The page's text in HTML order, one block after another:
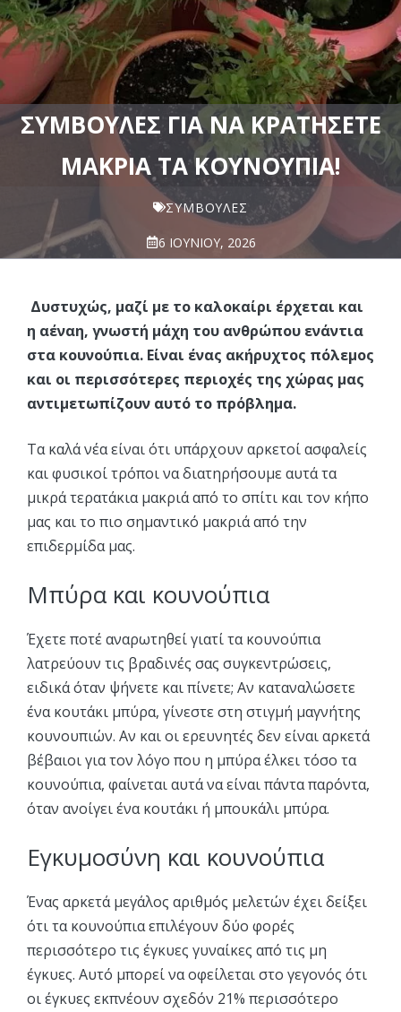
ΣΥΜΒΟΥΛΈΣ ΓΙΑ ΝΑ ΚΡΑΤΉΣΕΤΕ
ΜΑΚΡΙΆ ΤΑ ΚΟΥΝΟΎΠΙΑ!
ΣΥΜΒΟΥΛΈΣ
6 ΙΟΥΝΊΟΥ, 2026
Δυστυχώς, μαζί με το καλοκαίρι έρχεται και
η αέναη, γνωστή μάχη του ανθρώπου ενάντια
στα κουνούπια. Είναι ένας ακήρυχτος πόλεμος
και οι περισσότερες περιοχές της χώρας μας
αντιμετωπίζουν αυτό το πρόβλημα.
Τα καλά νέα είναι ότι υπάρχουν αρκετοί ασφαλείς
και φυσικοί τρόποι να διατηρήσουμε αυτά τα
μικρά τερατάκια μακριά από το σπίτι και τον κήπο
μας και το πιο σημαντικό μακριά από την
επιδερμίδα μας.
Μπύρα και κουνούπια
Έχετε ποτέ αναρωτηθεί γιατί τα κουνούπια
λατρεύουν τις βραδινές σας συγκεντρώσεις,
ειδικά όταν ψήνετε και πίνετε; Αν καταναλώσετε
ένα κουτάκι μπύρα, γίνεστε στη στιγμή μαγνήτης
κουνουπιών. Αν και οι ερευνητές δεν είναι αρκετά
βέβαιοι για τον λόγο που η μπύρα έλκει τόσο τα
κουνούπια, φαίνεται αυτά να είναι πάντα παρόντα,
όταν ανοίγει ένα κουτάκι ή μπουκάλι μπύρα.
Εγκυμοσύνη και κουνούπια
Ένας αρκετά μεγάλος αριθμός μελετών έχει δείξει
ότι τα κουνούπια επιλέγουν δύο φορές
περισσότερο τις έγκυες γυναίκες από τις μη
έγκυες. Αυτό μπορεί να οφείλεται στο γεγονός ότι
οι έγκυες εκπνέουν σχεδόν 21% περισσότερο